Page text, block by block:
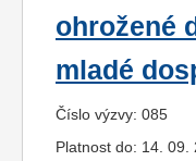
ohrožené
mladé
Číslo výzvy: 085
Platnost do: 14. 09.